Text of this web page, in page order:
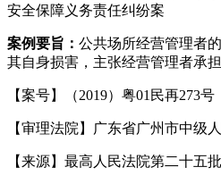
安全保障义务责任纠纷案
案例要旨： 公共场所经营管理者
其自身损害，主张经营管理者承
【案号】（2019）粤01民再273号
【审理法院】广东省广州市中级
【来源】最高人民法院第二十五